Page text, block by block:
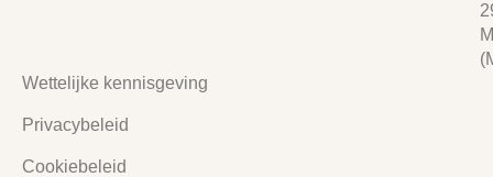
Wettelijke kennisgeving
Privacybeleid
Cookiebeleid